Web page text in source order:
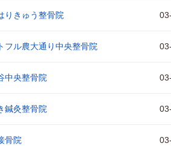
りきゅう整骨院
フル農大通り中央整骨院
中央整骨院
鍼灸整骨院
骨院